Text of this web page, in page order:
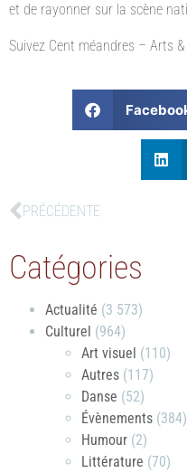
et de rayonner sur la scène
Suivez Cent méandres – Arts
PRÉCÉDENTE
Catégories
Actualité (3 573)
Culturel (964)
Art visuel (110)
Autres (117)
Danse (52)
Évènements (384)
Humour (2)
Littérature (70)